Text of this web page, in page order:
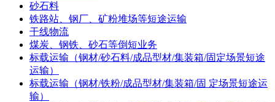
砂石料
铁路站、钢厂、矿粉堆场等短途运输
干线物流
煤炭、钢铁、砂石等倒短业务
标载运输（钢材/砂石料/成品型材/集装箱/固定场景短途
运输）
标载运输（钢材/铁粉/成品型材/集装箱/固 定场景短途运
输）